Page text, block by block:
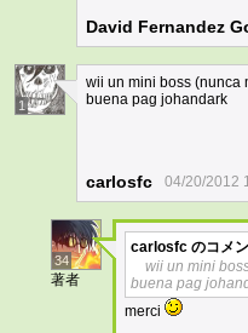
David Fernandez
1
wii un mini boss (nunca
buena pag johandark
carlosfc 04/20/2012
34
著者
carlosfc のコメ
wii un mini
buena pag
merci